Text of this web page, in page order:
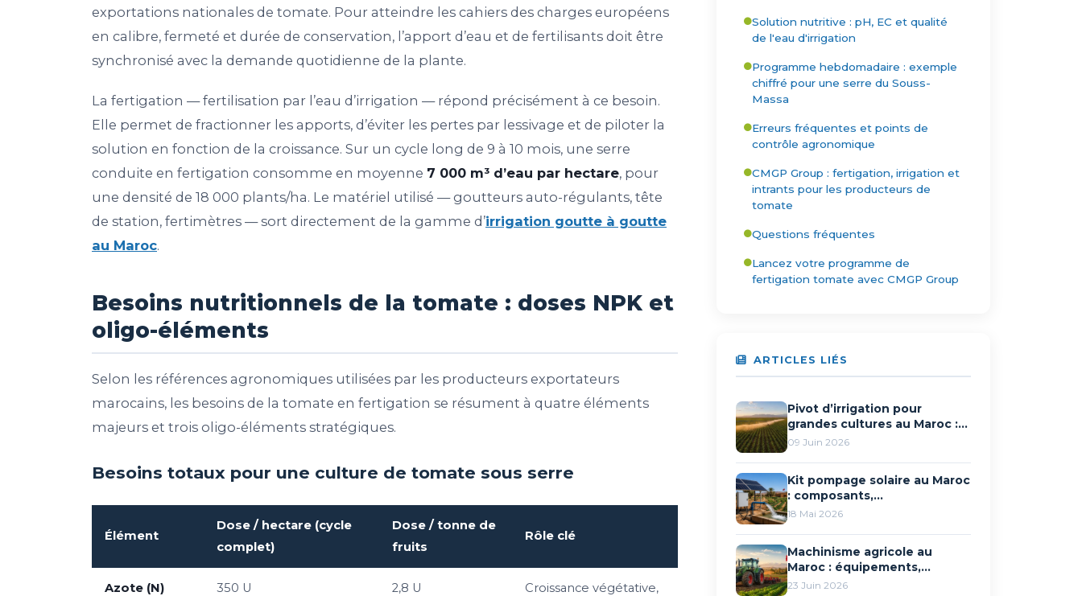
exportations nationales de tomate. Pour atteindre les cahiers des charges européens
en calibre, fermeté et durée de conservation, l’apport d’eau et de fertilisants doit être
synchronisé avec la demande quotidienne de la plante.
La fertigation — fertilisation par l’eau d’irrigation — répond précisément à ce besoin.
Elle permet de fractionner les apports, d’éviter les pertes par lessivage et de piloter la
solution en fonction de la croissance. Sur un cycle long de 9 à 10 mois, une serre
conduite en fertigation consomme en moyenne 7 000 m³ d’eau par hectare, pour
une densité de 18 000 plants/ha. Le matériel utilisé — goutteurs auto-régulants, tête
de station, fertimètres — sort directement de la gamme d’irrigation goutte à goutte
au Maroc.
Besoins nutritionnels de la tomate : doses NPK et
oligo-éléments
Selon les références agronomiques utilisées par les producteurs exportateurs
marocains, les besoins de la tomate en fertigation se résument à quatre éléments
majeurs et trois oligo-éléments stratégiques.
Besoins totaux pour une culture de tomate sous serre
Élément
Dose / hectare (cycle
complet)
Dose / tonne de
fruits
Rôle clé
Azote (N) 350 U 2,8 U
Croissance végétative,
Solution nutritive : pH, EC et qualité
de l'eau d'irrigation
Programme hebdomadaire : exemple
chiffré pour une serre du Souss-
Massa
Erreurs fréquentes et points de
contrôle agronomique
CMGP Group : fertigation, irrigation et
intrants pour les producteurs de
tomate
Questions fréquentes
Lancez votre programme de
fertigation tomate avec CMGP Group
ARTICLES LIÉS
Pivot d’irrigation pour
grandes cultures au Maroc :
fonctionnement et
09 Juin 2026
Kit pompage solaire au Maroc
: composants,
dimensionnement et
18 Mai 2026
Machinisme agricole au
Maroc : équipements,
solutions et
23 Juin 2026